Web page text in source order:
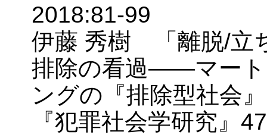
2018:81-99
伊藤 秀樹 「離脱/立
排除の看過――マート
ングの『排除型社会
『犯罪社会学研究』